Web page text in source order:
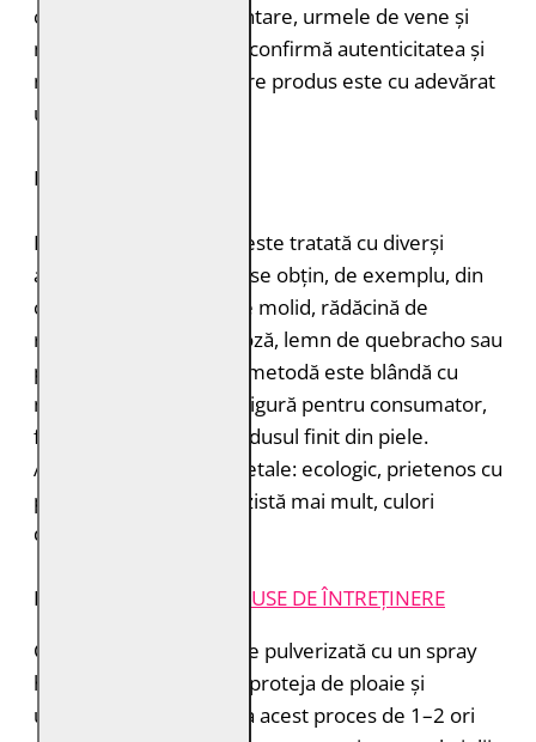
cum ar fi petele pigmentare, urmele de vene și
mușcăturile de insecte confirmă autenticitatea și
naturalețea pielii. Fiecare produs este cu adevărat
unic.
DURABILITATE
Pielea tăbăcită vegetal este tratată cu diverși
agenți de tăbăcire care se obțin, de exemplu, din
coajă de stejar, coajă de molid, rădăcină de
rubarbă, coajă de mimoză, lemn de quebracho sau
păstăi de tara. Această metodă este blândă cu
mediul înconjurător și sigură pentru consumator,
fără a lăsa toxine în produsul finit din piele.
Avantajele tăbăcirii vegetale: ecologic, prietenos cu
pielea, miros plăcut, rezistă mai mult, culori
deosebite.
INSTRUCȚIUNI ȘI
PRODUSE DE ÎNTREȚINERE
Cămașa de piele trebuie pulverizată cu un spray
hidroizolant pentru a o proteja de ploaie și
umiditate. Puteți repeta acest proces de 1–2 ori